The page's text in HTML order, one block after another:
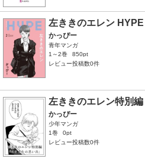
左ききのエレン HYPE
かっぴー
青年マンガ
1～2巻
850pt
レビュー投稿数0件
左ききのエレン特別編
かっぴー
少年マンガ
1巻
0pt
レビュー投稿数0件